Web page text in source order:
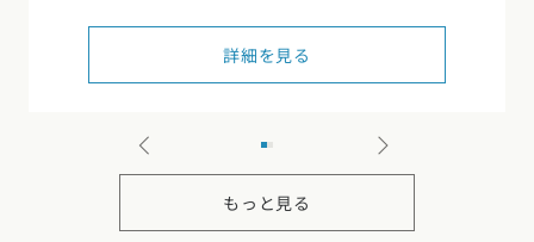
詳細を見る
もっと見る